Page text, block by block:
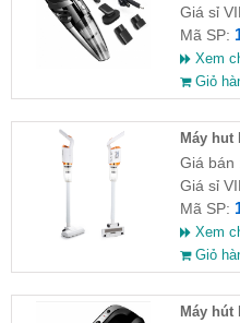
Giá sỉ
Mã SP:
Xem
Giỏ
Máy hut
Giá bán
Giá sỉ
Mã SP:
Xem
Giỏ
Máy